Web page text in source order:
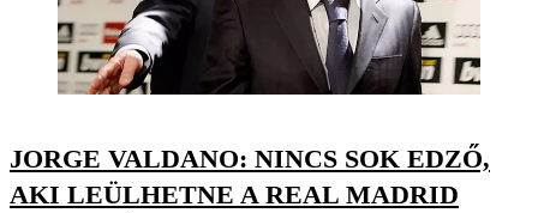
JORGE VALDANO: NINCS SOK EDZŐ,
AKI LEÜLHETNE A REAL MADRID